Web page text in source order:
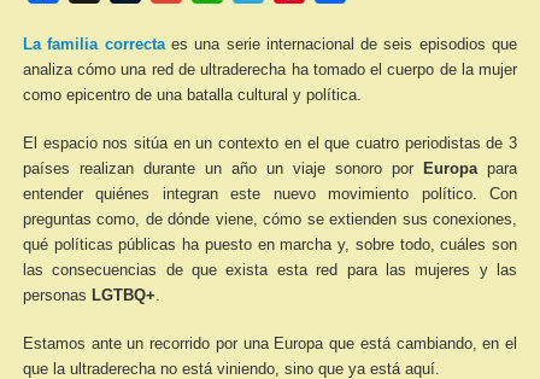
La familia correctaes una serie internacional de seis episodios que
analiza cómo una red de ultraderecha ha tomado el cuerpo de la mujer
como epicentro de una batalla cultural y política.
El espacio nos sitúa en un contexto en el que cuatro periodistas de 3
países realizan durante un año un viaje sonoro por
Europapara
entender quiénes integran este nuevo movimiento político. Con
preguntas como, de dónde viene, cómo se extienden sus conexiones,
qué políticas públicas ha puesto en marcha y, sobre todo, cuáles son
las consecuencias de que exista esta red para las mujeres y las
personas LGTBQ+.
Estamos ante un recorrido por una Europa que está cambiando, en el
que la ultraderecha no está viniendo, sino que ya está aquí.